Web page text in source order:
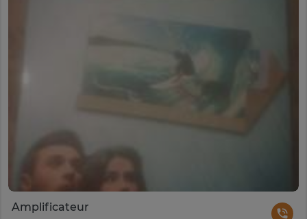
Amplificateur